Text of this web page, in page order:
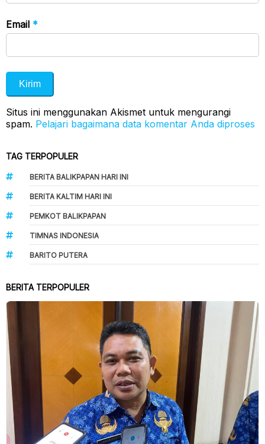
Email *
Situs ini menggunakan Akismet untuk mengurangi
spam. Pelajari bagaimana data komentar Anda diproses
TAG TERPOPULER
BERITA BALIKPAPAN HARI INI
BERITA KALTIM HARI INI
PEMKOT BALIKPAPAN
TIMNAS INDONESIA
BARITO PUTERA
BERITA TERPOPULER